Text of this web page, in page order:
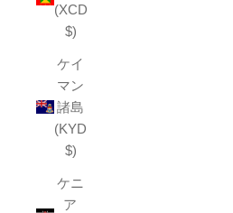
(XCD
$)
ケイ
マン
諸島
(KYD
$)
ケニ
ア